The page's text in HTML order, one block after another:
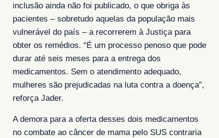
inclusão ainda não foi publicado, o que obriga às
pacientes – sobretudo aquelas da população mais
vulnerável do país – a recorrerem à Justiça para
obter os remédios. “É um processo penoso que pode
durar até seis meses para a entrega dos
medicamentos. Sem o atendimento adequado,
mulheres são prejudicadas na luta contra a doença”,
reforça Jader.
A demora para a oferta desses dois medicamentos
no combate ao câncer de mama pelo SUS contraria